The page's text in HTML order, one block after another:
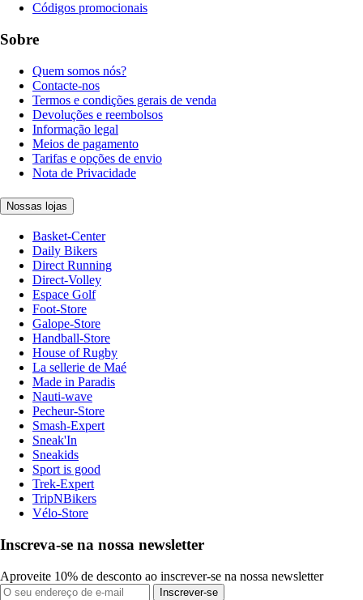
Códigos promocionais
Sobre
Quem somos nós?
Contacte-nos
Termos e condições gerais de venda
Devoluções e reembolsos
Informação legal
Meios de pagamento
Tarifas e opções de envio
Nota de Privacidade
Nossas lojas
Basket-Center
Daily Bikers
Direct Running
Direct-Volley
Espace Golf
Foot-Store
Galope-Store
Handball-Store
House of Rugby
La sellerie de Maé
Made in Paradis
Nauti-wave
Pecheur-Store
Smash-Expert
Sneak'In
Sneakids
Sport is good
Trek-Expert
TripNBikers
Vélo-Store
Inscreva-se na nossa newsletter
Aproveite 10% de desconto ao inscrever-se na nossa newsletter
Inscrever-se